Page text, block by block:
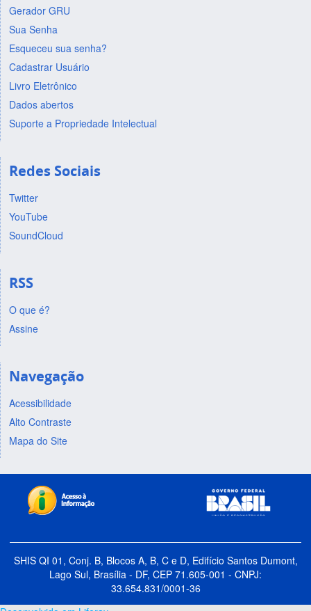
Gerador GRU
Sua Senha
Esqueceu sua senha?
Cadastrar Usuário
Livro Eletrônico
Dados abertos
Suporte a Propriedade Intelectual
Redes Sociais
Twitter
YouTube
SoundCloud
RSS
O que é?
Assine
Navegação
Acessibilidade
Alto Contraste
Mapa do Site
SHIS QI 01, Conj. B, Blocos A, B, C e D, Edifício Santos Dumont,
Lago Sul, Brasília - DF, CEP 71.605-001 - CNPJ:
33.654.831/0001-36